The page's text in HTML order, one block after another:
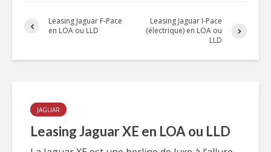
Leasing Jaguar F-Pace
en LOA ou LLD
Leasing Jaguar I-Pace
(électrique) en LOA ou
LLD
JAGUAR
Leasing Jaguar XE en LOA ou LLD